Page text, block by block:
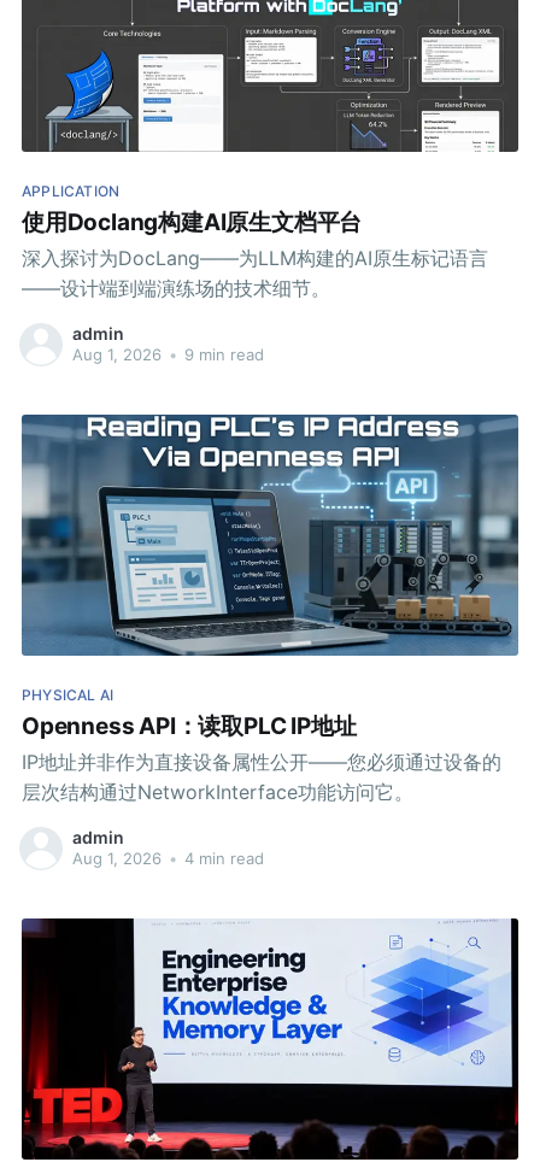
APPLICATION
使用Doclang构建AI原生文档平台
深入探讨为DocLang——为LLM构建的AI原生标记语言
——设计端到端演练场的技术细节。
admin
Aug 1, 2026 • 9 min read
PHYSICAL AI
Openness API：读取PLC IP地址
IP地址并非作为直接设备属性公开——您必须通过设备的
层次结构通过NetworkInterface功能访问它。
admin
Aug 1, 2026 • 4 min read